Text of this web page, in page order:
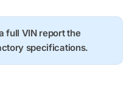
full VIN report the
specifications.